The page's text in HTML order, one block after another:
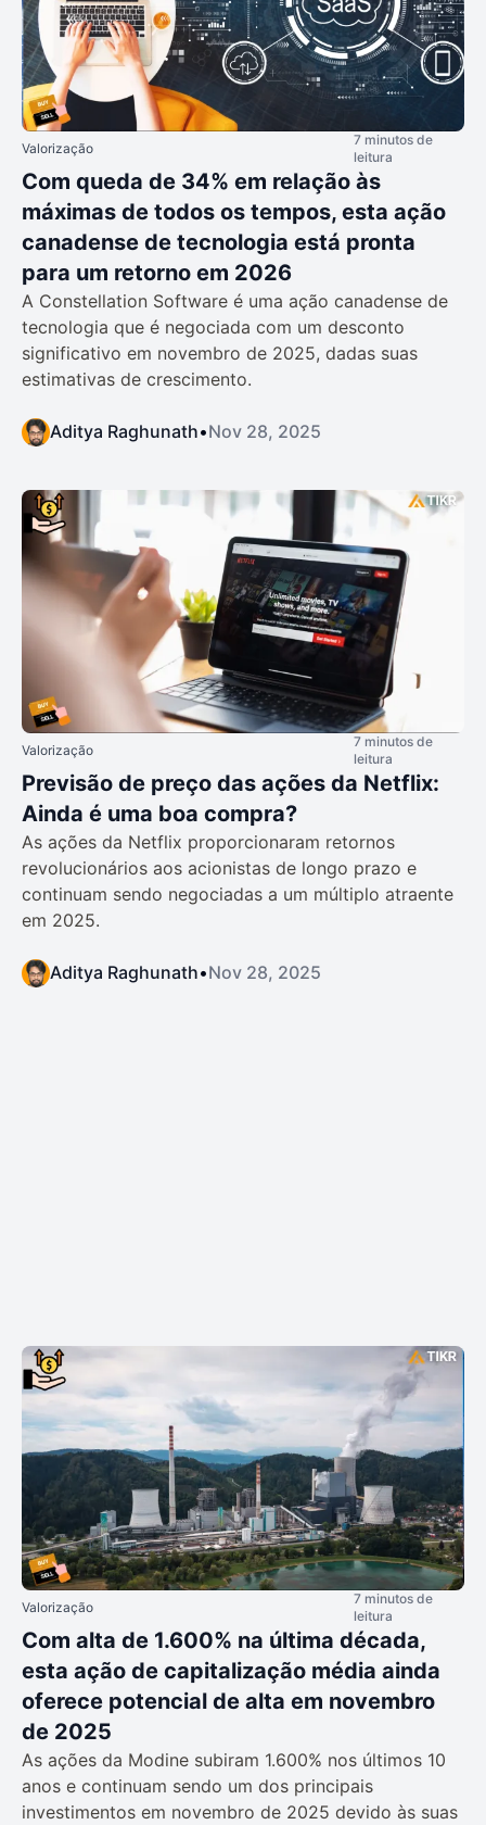
Valorização
7 minutos de
leitura
Com queda de 34% em relação às
máximas de todos os tempos, esta ação
canadense de tecnologia está pronta
para um retorno em 2026
A Constellation Software é uma ação canadense de
tecnologia que é negociada com um desconto
significativo em novembro de 2025, dadas suas
estimativas de crescimento.
Aditya Raghunath•Nov 28, 2025
Valorização
7 minutos de
leitura
Previsão de preço das ações da Netflix:
Ainda é uma boa compra?
As ações da Netflix proporcionaram retornos
revolucionários aos acionistas de longo prazo e
continuam sendo negociadas a um múltiplo atraente
em 2025.
Aditya Raghunath•Nov 28, 2025
Valorização
7 minutos de
leitura
Com alta de 1.600% na última década,
esta ação de capitalização média ainda
oferece potencial de alta em novembro
de 2025
As ações da Modine subiram 1.600% nos últimos 10
anos e continuam sendo um dos principais
investimentos em novembro de 2025 devido às suas